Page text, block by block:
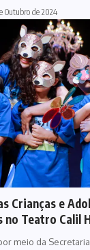
Outubro de 2024
Crianças e
no Teatro Calil
meio da